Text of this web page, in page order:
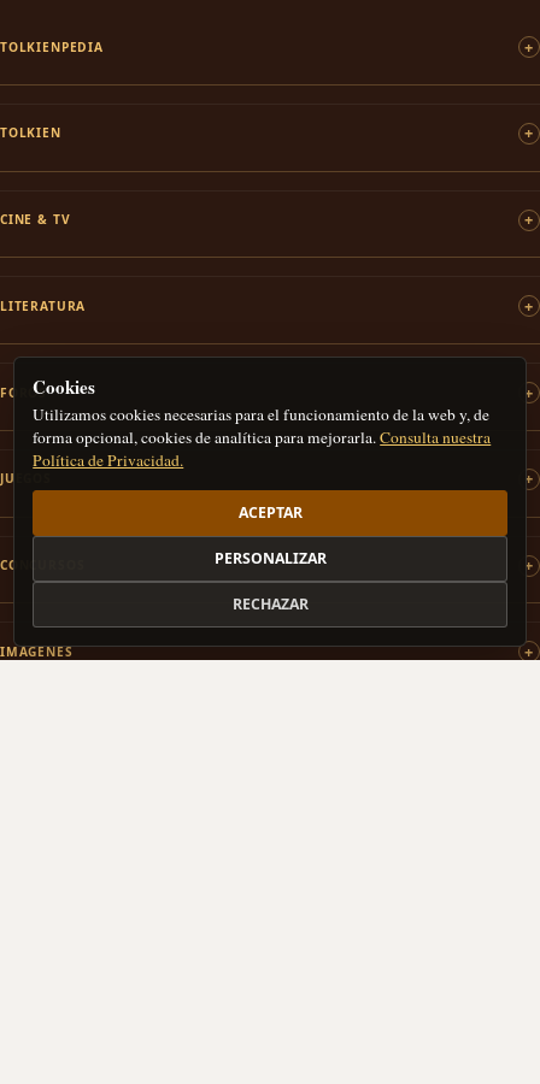
TOLKIENPEDIA
TOLKIEN
CINE & TV
LITERATURA
FOROS
JUEGOS
CONCURSOS
IMÁGENES
Cookies
Utilizamos cookies necesarias para el funcionamiento de la web y, de
forma opcional, cookies de analítica para mejorarla.Consulta nuestra
Política de Privacidad.
ACEPTAR
PERSONALIZAR
RECHAZAR